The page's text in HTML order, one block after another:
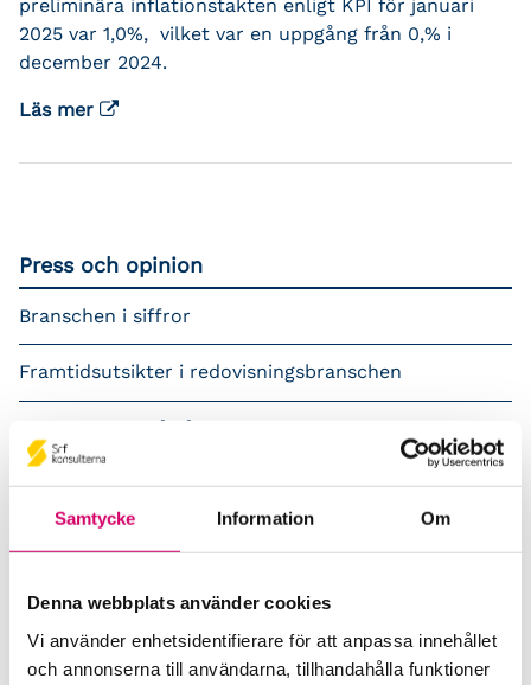
Samtycke Information Om
Denna webbplats använder cookies
Vi använder enhetsidentifierare för att anpassa innehållet
och annonserna till användarna, tillhandahålla funktioner
preliminära inflationstakten enligt KPI för januari
2025 var 1,0%, vilket var en uppgång från 0,% i
december 2024.
Läs mer
Press och opinion
Branschen i siffror
Framtidsutsikter i redovisningsbranschen
Prenumerera på våra nyhetsbrev
Pressrum
Remisser
Samverkan med myndigheter och organisationer